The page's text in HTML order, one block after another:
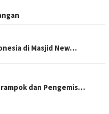
di Masjid New…
dan Pengemis…